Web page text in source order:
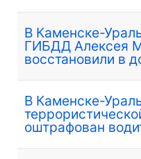
В Каменске-
ГИБДД Алексея
восстановили в
В Каменске-
оштрафован